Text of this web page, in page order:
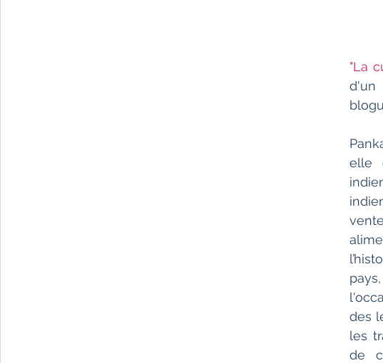
"La
elle
pays,
des
les
de